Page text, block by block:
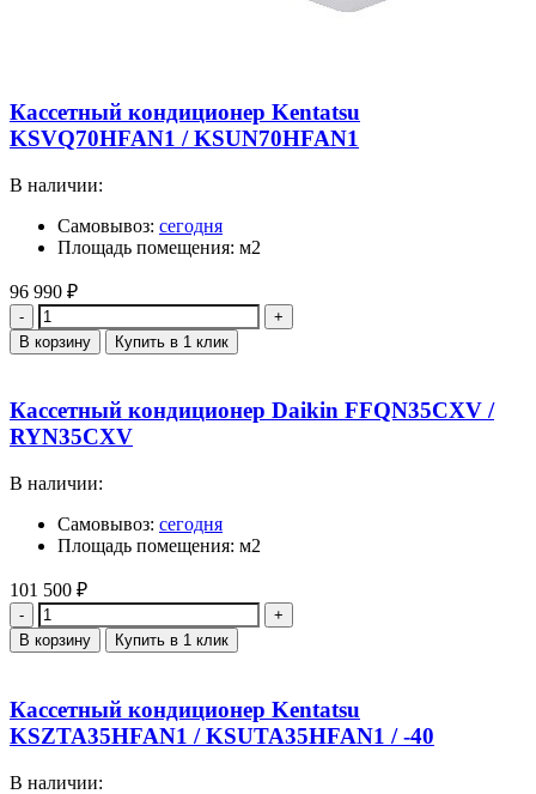
Кассетный кондиционер Kentatsu
KSVQ70HFAN1 / KSUN70HFAN1
В наличии:
Самовывоз: сегодня
Площадь помещения: м2
96 990 ₽
Количество
В корзину Купить в 1 клик
Кассетный кондиционер Daikin FFQN35CXV /
RYN35CXV
В наличии:
Самовывоз: сегодня
Площадь помещения: м2
101 500 ₽
Количество
В корзину Купить в 1 клик
Кассетный кондиционер Kentatsu
KSZTA35HFAN1 / KSUTA35HFAN1 / -40
В наличии: